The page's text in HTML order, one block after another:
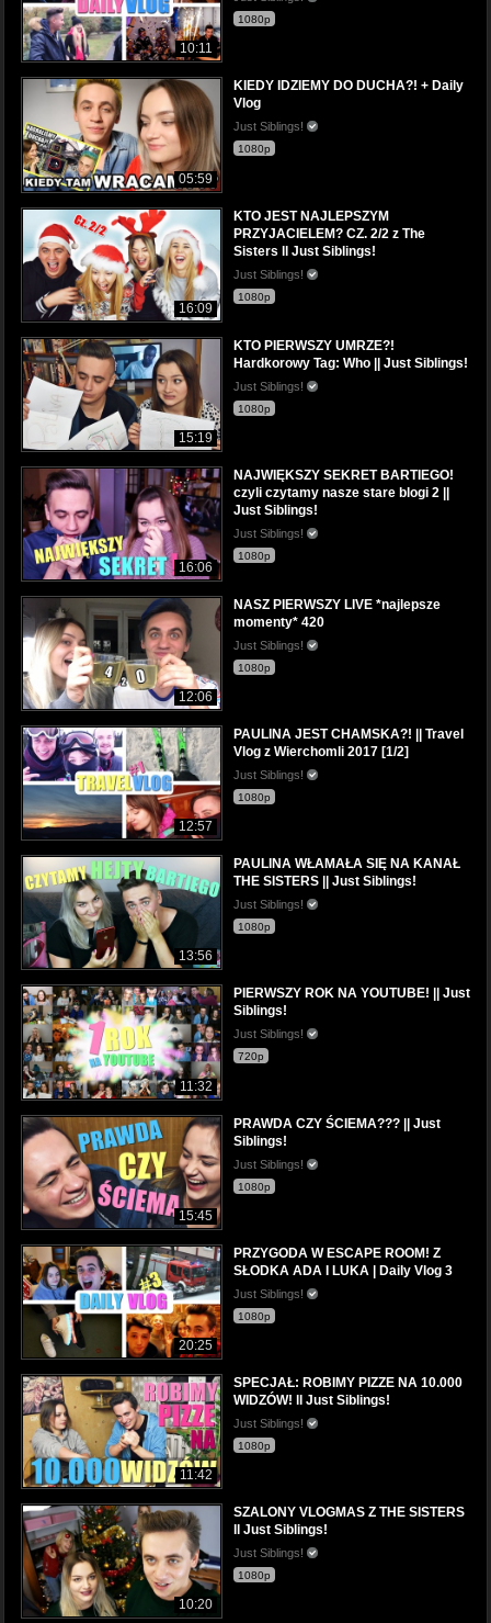
10:11
1080p
05:59
KIEDY IDZIEMY DO DUCHA?! + Daily
Vlog
Just Siblings!
1080p
16:09
KTO JEST NAJLEPSZYM
PRZYJACIELEM? CZ. 2/2 z The
Sisters ll Just Siblings!
Just Siblings!
1080p
15:19
KTO PIERWSZY UMRZE?!
Hardkorowy Tag: Who || Just Siblings!
Just Siblings!
1080p
16:06
NAJWIĘKSZY SEKRET BARTIEGO!
czyli czytamy nasze stare blogi 2 ||
Just Siblings!
Just Siblings!
1080p
12:06
NASZ PIERWSZY LIVE *najlepsze
momenty* 420
Just Siblings!
1080p
12:57
PAULINA JEST CHAMSKA?! || Travel
Vlog z Wierchomli 2017 [1/2]
Just Siblings!
1080p
13:56
PAULINA WŁAMAŁA SIĘ NA KANAŁ
THE SISTERS || Just Siblings!
Just Siblings!
1080p
11:32
PIERWSZY ROK NA YOUTUBE! || Just
Siblings!
Just Siblings!
720p
15:45
PRAWDA CZY ŚCIEMA??? || Just
Siblings!
Just Siblings!
1080p
20:25
PRZYGODA W ESCAPE ROOM! Z
SŁODKA ADA I LUKA | Daily Vlog 3
Just Siblings!
1080p
11:42
SPECJAŁ: ROBIMY PIZZE NA 10.000
WIDZÓW! ll Just Siblings!
Just Siblings!
1080p
10:20
SZALONY VLOGMAS Z THE SISTERS
ll Just Siblings!
Just Siblings!
1080p